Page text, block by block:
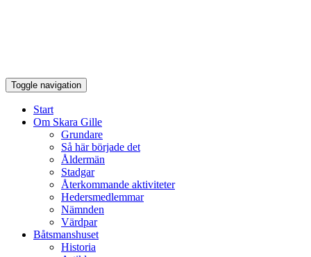
Toggle navigation
Start
Om Skara Gille
Grundare
Så här började det
Åldermän
Stadgar
Återkommande aktiviteter
Hedersmedlemmar
Nämnden
Värdpar
Båtsmanshuset
Historia